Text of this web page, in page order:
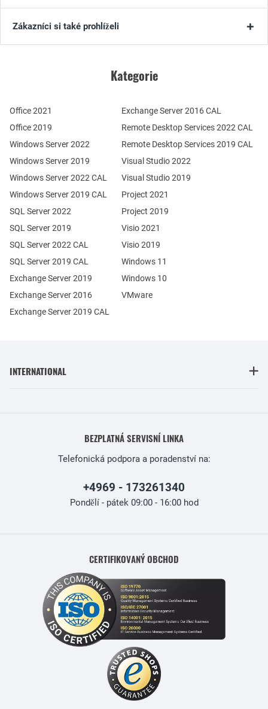
Zákazníci si také prohlíželi
Kategorie
Office 2021
Office 2019
Windows Server 2022
Windows Server 2019
Exchange Server 2019
Exchange Server 2016
SQL Server 2022
SQL Server 2019
Windows Server 2022 CAL
Windows Server 2019 CAL
SQL Server 2022 CAL
SQL Server 2019 CAL
Remote Desktop Services 2022 CAL
Remote Desktop Services 2019 CAL
Exchange Server 2019 CAL
Exchange Server 2016 CAL
Visual Studio 2022
Visual Studio 2019
Project 2021
Project 2019
Visio 2021
Visio 2019
Windows 11
Windows 10
VMware
INTERNATIONAL
BEZPLATNÁ SERVISNÍ LINKA
Telefonická podpora a poradenství na:
+4969 - 173261340
Pondělí - pátek 09:00 - 16:00 hod
CERTIFIKOVANÝ OBCHOD